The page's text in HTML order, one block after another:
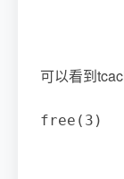
可以看到
free ( 3 )